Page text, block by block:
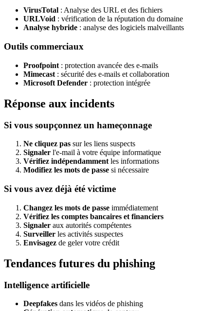
VirusTotal : Analyse des URL et des fichiers
URLVoid : vérification de la réputation du domaine
Analyse hybride : analyse des logiciels malveillants
Outils commerciaux
Proofpoint : protection avancée des e-mails
Mimecast : sécurité des e-mails et collaboration
Microsoft Defender : protection intégrée
Réponse aux incidents
Si vous soupçonnez un hameçonnage
Ne cliquez pas sur les liens suspects
Signaler l'e-mail à votre équipe informatique
Vérifiez indépendamment les informations
Modifiez les mots de passe si nécessaire
Si vous avez déjà été victime
Changez les mots de passe immédiatement
Vérifiez les comptes bancaires et financiers
Signaler aux autorités compétentes
Surveiller les activités suspectes
Envisagez de geler votre crédit
Tendances futures du phishing
Intelligence artificielle
Deepfakes dans les vidéos de phishing